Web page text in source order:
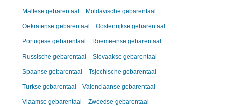
Maltese gebarentaal Moldavische gebarentaal
Oekraïense gebarentaal Oostenrijkse gebarentaal
Portugese gebarentaal Roemeense gebarentaal
Russische gebarentaal Slovaakse gebarentaal
Spaanse gebarentaal Tsjechische gebarentaal
Turkse gebarentaal Valenciaanse gebarentaal
Vlaamse gebarentaal Zweedse gebarentaal